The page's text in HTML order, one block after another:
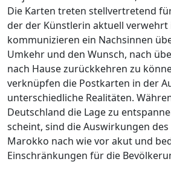
Die Karten treten stellvertretend
der der Künstlerin aktuell verwehrt
kommunizieren ein Nachsinnen
Umkehr und den Wunsch, nach
nach Hause zurückkehren zu
verknüpfen die Postkarten in der
unterschiedliche Realitäten.
Deutschland die Lage zu
scheint, sind die Auswirkungen des
Marokko nach wie vor akut und
Einschränkungen für die